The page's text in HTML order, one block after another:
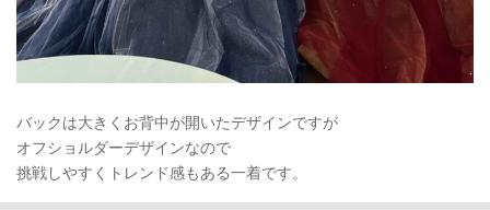
バックは大きくお背中が開いたデザインですが
オフショルダーデザインなので
挑戦しやすくトレンド感もある一着です。